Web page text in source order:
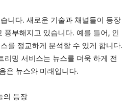
니다. 새로운 기술과 채널들이 등장
풍부해지고 있습니다. 예를 들어, 인
를 정교하게 분석할 수 있게 합니다.
리밍 서비스는 뉴스를 더욱 하게 전
은 뉴스와 미래입니다.
의 등장